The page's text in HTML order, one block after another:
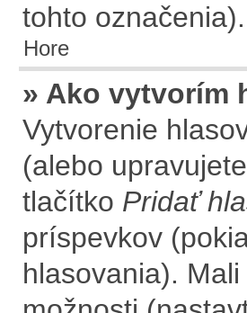
tohto označenia).
Hore
» Ako vytvorím
Vytvorenie
(alebo
tlačítko Pridať
príspevkov
hlasovania).